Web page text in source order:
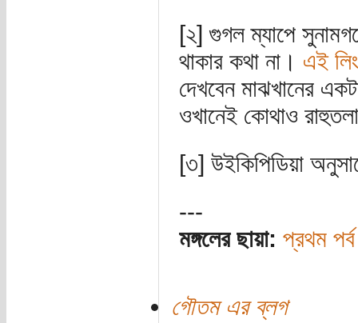
[২] গুগল ম্যাপে
থাকার কথা না। এই
দেখবেন মাঝখানের
ওখানেই কোথাও
[৩] উইকিপিডিয়া
---
মঙ্গলের ছায়া: প্রথম পর্ব
গৌতম এর ব্লগ